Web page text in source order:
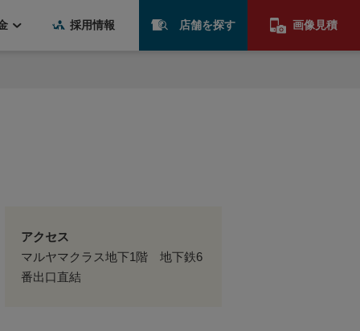
採用情報 店舗を探す 画像見積
アクセス
マルヤマクラス地下1階 地下鉄6
番出口直結